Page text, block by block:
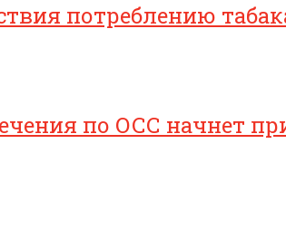
потреблению
по ОСС начнет